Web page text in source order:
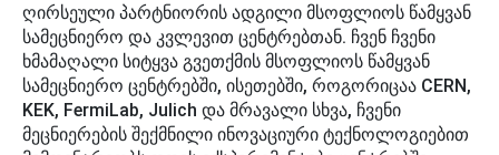
ღირსეული პარტნიორის ადგილი მსოფლიოს წამყვან
სამეცნიერო და კვლევით ცენტრებთან. ჩვენ ჩვენი
ხმამაღალი სიტყვა გვეთქმის მსოფლიოს წამყვან
სამეცნიერო ცენტრებში, ისეთებში, როგორიცაა CERN,
KEK, FermiLab, Julich და მრავალი სხვა, ჩვენი
მეცნიერების შექმნილი ინოვაციური ტექნოლოგიებით